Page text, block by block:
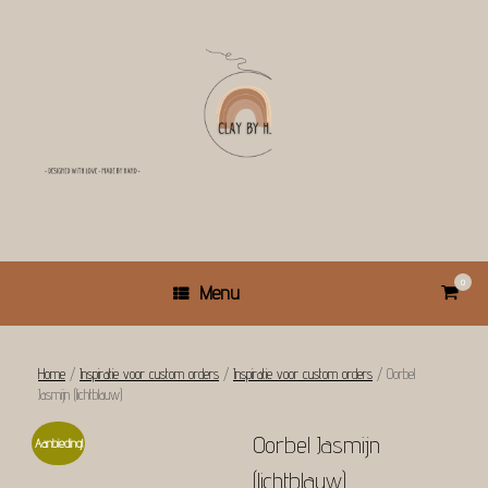
Menu
Bekijk
0
Home / Inspiratie voor custom orders / Inspiratie voor custom orders / Oorbel
Jasmijn (lichtblauw)
Aanbieding!
Oorbel Jasmijn
(lichtblauw)